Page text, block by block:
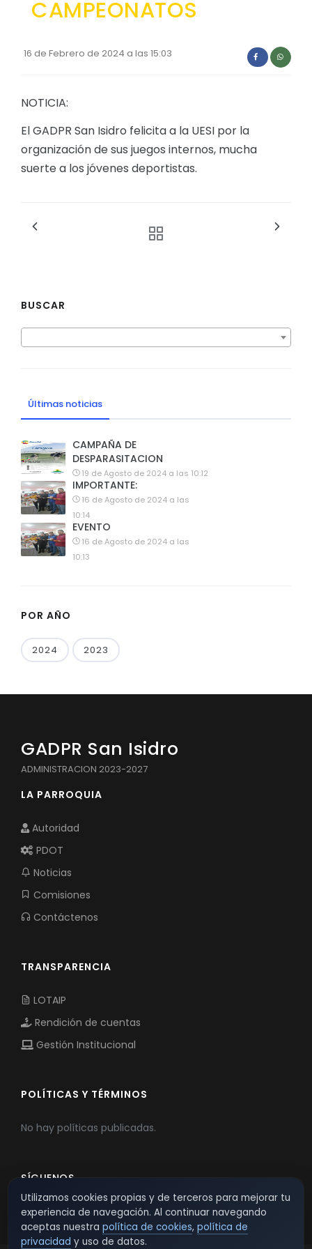
Convocatorias
Plan de desarrollo y Ordenamiento Territorial -
Plan Anual Contratación - PAC
Convenios Institucionales
PRESUPUESTO: EJECUCIÓN Y REPORTES
Procesos de contratación
CAMPEONATOS
16 de Febrero de 2024 a las 15:03
NOTICIA:
El GADPR San Isidro felicita a la UESI por la
organización de sus juegos internos, mucha
suerte a los jóvenes deportistas.
BUSCAR
Últimas noticias
CAMPAÑA DE
DESPARASITACION
19 de Agosto de 2024 a las 10:12
IMPORTANTE:
16 de Agosto de 2024 a las
10:14
EVENTO
16 de Agosto de 2024 a las
10:13
POR AÑO
2024 2023
GADPR San Isidro
ADMINISTRACION 2023-2027
LA PARROQUIA
Autoridad
PDOT
Noticias
Comisiones
Contáctenos
TRANSPARENCIA
LOTAIP
Rendición de cuentas
Gestión Institucional
POLÍTICAS Y TÉRMINOS
No hay políticas publicadas.
SÍGUENOS
Utilizamos cookies propias y de terceros para mejorar tu
experiencia de navegación. Al continuar navegando
aceptas nuestra política de cookies, política de
privacidad y uso de datos.